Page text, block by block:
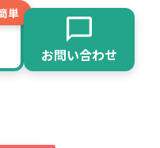
単
お問い合わせ